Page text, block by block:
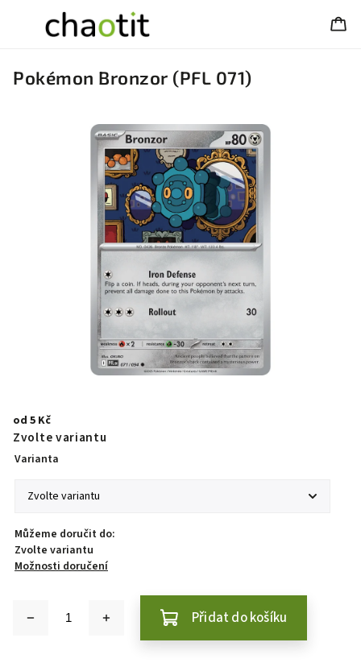
Pokémon Bronzor (PFL 071)
od 5 Kč
Zvolte variantu
Varianta
Můžeme doručit do:
Zvolte variantu
Možnosti doručení
Přidat do košíku